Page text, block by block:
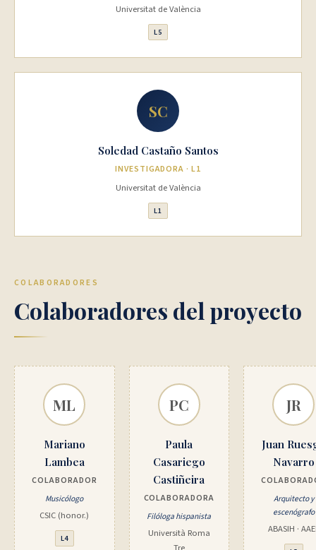
Universitat de València
L5
SC
Soledad Castaño Santos
INVESTIGADORA · L1
Universitat de València
L1
COLABORADORES
Colaboradores del proyecto
ML
Mariano
Lambea
COLABORADOR
Musicólogo
CSIC (honor.)
L4
PC
Paula
Casariego
Castiñeira
COLABORADORA
Filóloga hispanista
Università Roma
JR
Juan
Navarro
Arquitecto y
escenógrafo
ABASIH ·